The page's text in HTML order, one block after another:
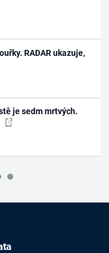
RADAR ukazuje,
je sedm mrtvých.